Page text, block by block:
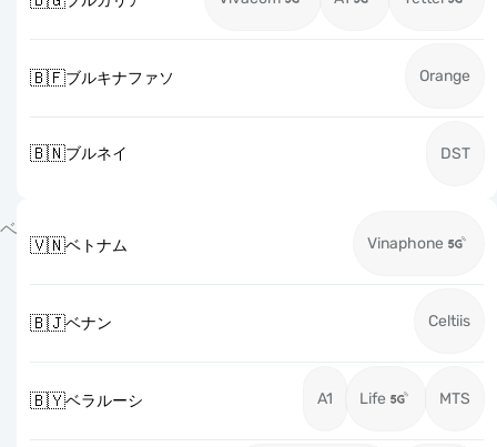
🇧🇫ブルキナファソ Orange
🇧🇳ブルネイ DST
ベ
🇻🇳ベトナム Vinaphone
🇧🇯ベナン Celtiis
🇧🇾ベラルーシ A1 Life MTS